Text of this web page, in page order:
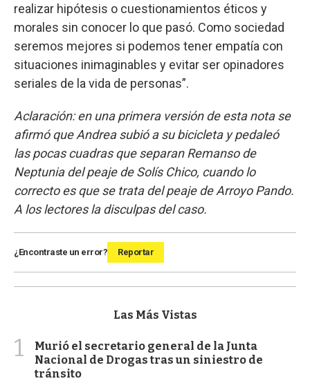
realizar hipótesis o cuestionamientos éticos y
morales sin conocer lo que pasó. Como sociedad
seremos mejores si podemos tener empatía con
situaciones inimaginables y evitar ser opinadores
seriales de la vida de personas”.
Aclaración: en una primera versión de esta nota se
afirmó que Andrea subió a su bicicleta y pedaleó
las pocas cuadras que separan Remanso de
Neptunia del peaje de Solís Chico, cuando lo
correcto es que se trata del peaje de Arroyo Pando.
A los lectores la disculpas del caso.
¿Encontraste un error? Reportar
Las Más Vistas
1
Murió el secretario general de la Junta
Nacional de Drogas tras un siniestro de
tránsito